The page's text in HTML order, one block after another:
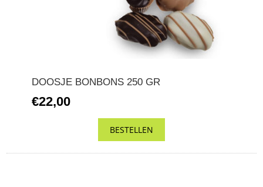
DOOSJE BONBONS 250 GR
€22,00